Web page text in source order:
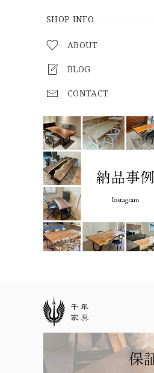
SHOP INFO
ABOUT
BLOG
CONTACT